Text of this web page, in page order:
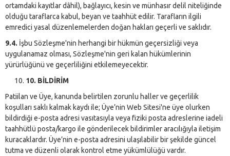
ortamdaki kayıtlar dâhil), bağlayıcı, kesin ve münhasır delil niteliğinde
olduğu taraflarca kabul, beyan ve taahhüt edilir. Tarafların ilgili
emredici yasal düzenlemelerden doğan hakları geçerli ve saklıdır.
9.4. İşbu Sözleşme'nin herhangi bir hükmün geçersizliği veya
uygulanamaz olması, Sözleşme'nin geri kalan hükümlerinin
yürürlüğünü ve geçerliliğini etkilemeyecektir.
10. BİLDİRİM
Patiilan ve Üye, kanunda belirtilen zorunlu haller ve geçerlilik
koşulları saklı kalmak kaydı ile; Üye’nin Web Sitesi'ne üye olurken
bildirdiği e-posta adresi vasıtasıyla veya fiziki posta adreslerine iadeli
taahhütlü posta/kargo ile gönderilecek bildirimler aracılığıyla iletişim
kuracaklardır. Üye’nin e-posta adresini ulaşılabilir bir şekilde güncel
tutma ve düzenli olarak kontrol etme yükümlülüğü vardır.